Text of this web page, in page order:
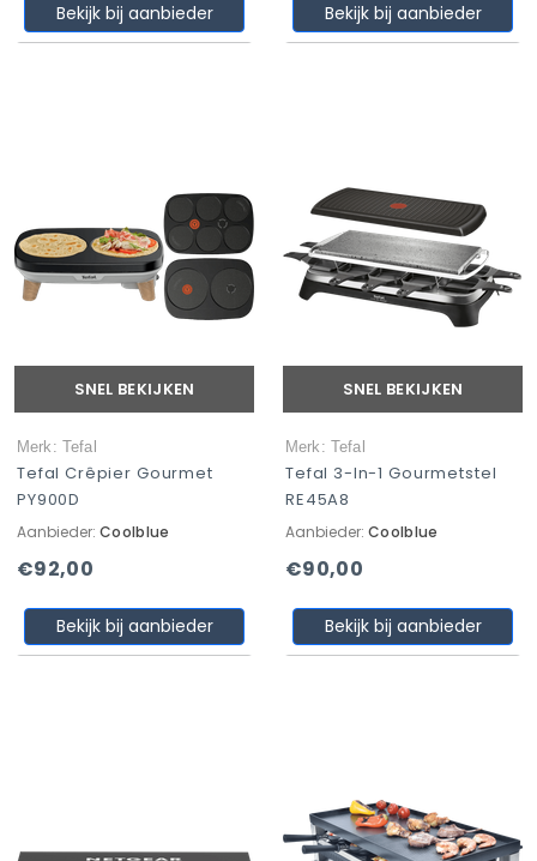
Bekijk bij aanbieder Bekijk bij aanbieder
SNEL BEKIJKEN
Merk: Tefal
Tefal Crêpier Gourmet
PY900D
Aanbieder: Coolblue
€92,00
Bekijk bij aanbieder
SNEL BEKIJKEN
Merk: Tefal
Tefal 3-In-1 Gourmetstel
RE45A8
Aanbieder: Coolblue
€90,00
Bekijk bij aanbieder